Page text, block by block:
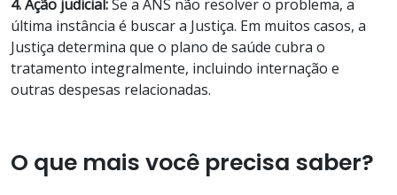
4. Ação judicial:Se a ANS não resolver o problema, a
última instância é buscar a Justiça. Em muitos casos, a
Justiça determina que o plano de saúde cubra o
tratamento integralmente, incluindo internação e
outras despesas relacionadas.
O que mais você precisa saber?